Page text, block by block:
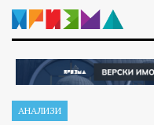
АНАЛИЗИ